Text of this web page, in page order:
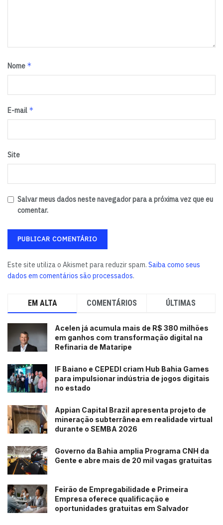
Nome *
E-mail *
Site
Salvar meus dados neste navegador para a próxima vez que eu
comentar.
Este site utiliza o Akismet para reduzir spam. Saiba como seus
dados em comentários são processados.
EM ALTA COMENTÁRIOS ÚLTIMAS
Acelen já acumula mais de R$ 380 milhões
em ganhos com transformação digital na
Refinaria de Mataripe
IF Baiano e CEPEDI criam Hub Bahia Games
para impulsionar indústria de jogos digitais
no estado
Appian Capital Brazil apresenta projeto de
mineração subterrânea em realidade virtual
durante o SEMBA 2026
Governo da Bahia amplia Programa CNH da
Gente e abre mais de 20 mil vagas gratuitas
Feirão de Empregabilidade e Primeira
Empresa oferece qualificação e
oportunidades gratuitas em Salvador